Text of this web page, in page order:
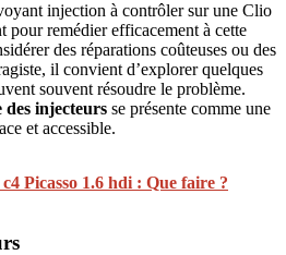
injection à contrôler sur une Clio
pour remédier efficacement à cette
des réparations coûteuses ou des
il convient d’explorer quelques
souvent résoudre le problème.
des injecteurs se présente comme une
et accessible.
Picasso 1.6 hdi : Que faire ?